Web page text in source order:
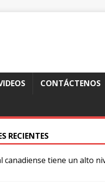
CONTÁCTENOS
RECIENTES
canadiense tiene un alto